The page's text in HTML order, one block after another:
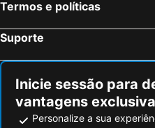
Termos e políticas
Suporte
Inicie sessão para
vantagens
Personalize a sua